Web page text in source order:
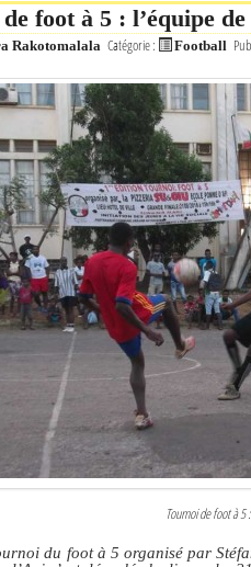
foot à 5 : l’équipe
Rakotomalala Catégorie : Football
Tournoi de foot à
du foot à 5 organisé par